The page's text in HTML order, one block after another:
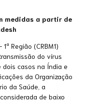
medidas a partir de
Região (CRBM1)
do vírus
casos na Índia e
da Organização
da Saúde, a
de baixo